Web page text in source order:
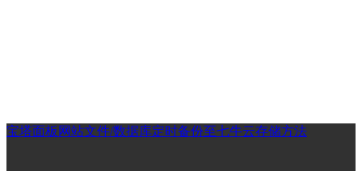
宝塔面板网站文件/数据库定时备份至七牛云存储方法